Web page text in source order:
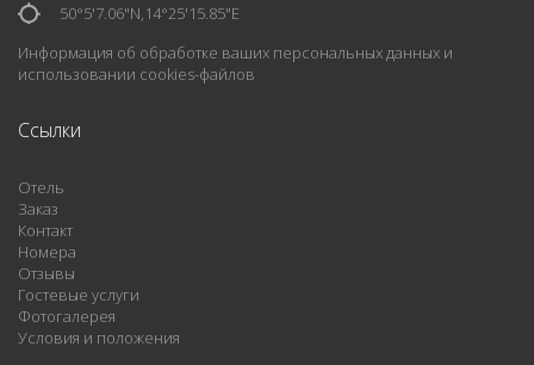
50°5'7.06"N,14°25'15.85"E
Информация об обработке ваших персональных данных и
использовании cookies-файлов
Ccылки
Отель
Заказ
Контакт
Номера
Отзывы
Гостевые услуги
Фотогалерея
Условия и положения